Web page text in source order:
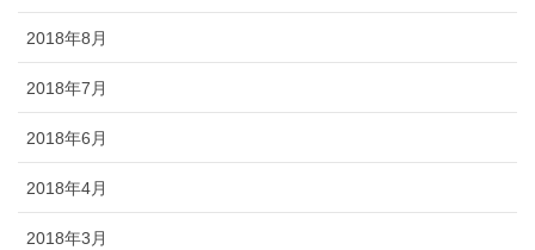
2018年8月
2018年7月
2018年6月
2018年4月
2018年3月